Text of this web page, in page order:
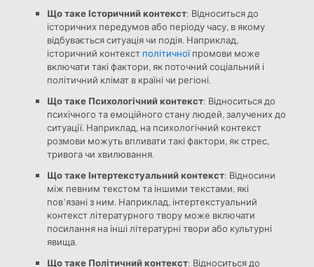
Що таке Історичний контекст: Відноситься до
історичних передумов або періоду часу, в якому
відбувається ситуація чи подія. Наприклад,
історичний контекст політичноїпромови може
включати такі фактори, як поточний соціальний і
політичний клімат в країні чи регіоні.
Що таке Психологічний контекст: Відноситься до
психічного та емоційного стану людей, залучених до
ситуації. Наприклад, на психологічний контекст
розмови можуть впливати такі фактори, як стрес,
тривога чи хвилювання.
Що таке Інтертекстуальний контекст: Відносини
між певним текстом та іншими текстами, які
пов’язані з ним. Наприклад, інтертекстуальний
контекст літературного твору може включати
посилання на інші літературні твори або культурні
явища.
Що таке Політичний контекст: Відноситься до